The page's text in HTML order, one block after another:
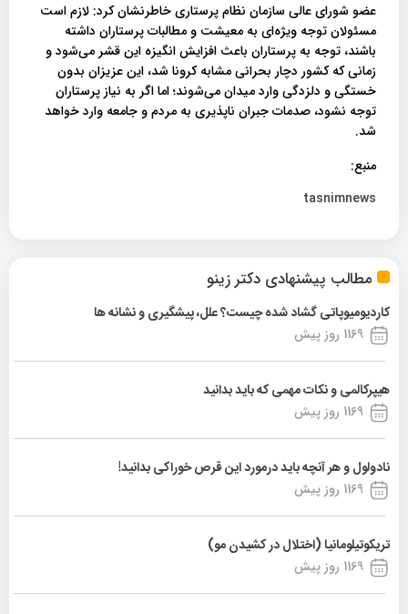
مطالب پیشنهادی دکتر زینو
کاردیومیوپاتی گشاد شده چیست؟ علل، پیشگیری و نشانه ها
1169 روز پیش
هیپرکالمی و نکات مهمی که باید بدانید
1169 روز پیش
نادولول و هر آنچه باید درمورد این قرص خوراکی بدانید!
1169 روز پیش
تریکوتیلومانیا (اختلال در کشیدن مو)
1169 روز پیش
عضو شورای عالی سازمان نظام پرستاری خاطرنشان کرد: لازم است
مسئولان توجه ویژه‌ای به معیشت و مطالبات پرستاران داشته
باشند، توجه به پرستاران باعث افزایش انگیزه این قشر می‌شود و
زمانی که کشور دچار بحرانی مشابه کرونا شد، این عزیزان بدون
خستگی و دلزدگی وارد میدان می‌شوند؛ اما اگر به نیاز پرستاران
توجه نشود، صدمات جبران ناپذیری به مردم و جامعه وارد خواهد
شد.
منبع:
tasnimnews